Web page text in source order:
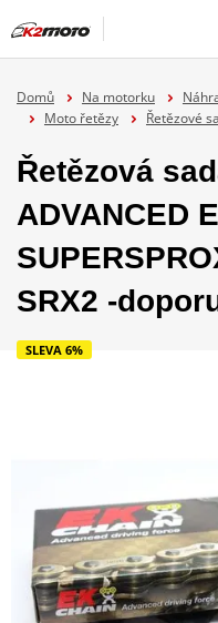
Domů Na motorku
Moto řetězy
Řetězové
Řetězová
ADVANCED
SRX2 -
SLEVA 6%